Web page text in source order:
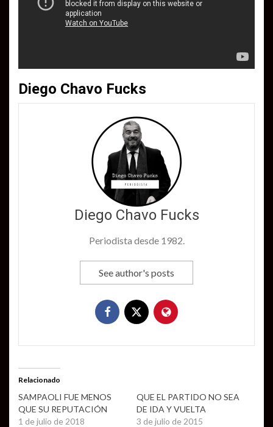
Diego Chavo Fucks
Diego Chavo Fucks
Periodista desde 1982.
See author's posts
Relacionado
SAMPAOLI FUE MENOS
QUE SU REPUTACIÓN
1 de julio de 2018
QUE EL PARTIDO NO SEA
DE IDA Y VUELTA
3 de julio de 2015